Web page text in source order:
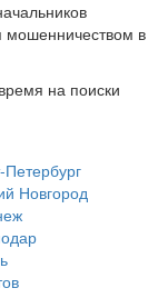
мошенничеством в
на поиски
Петербург
Новгород